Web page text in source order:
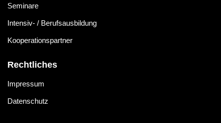
Seminare
Intensiv- / Berufsausbildung
Kooperationspartner
Rechtliches
Impressum
Datenschutz